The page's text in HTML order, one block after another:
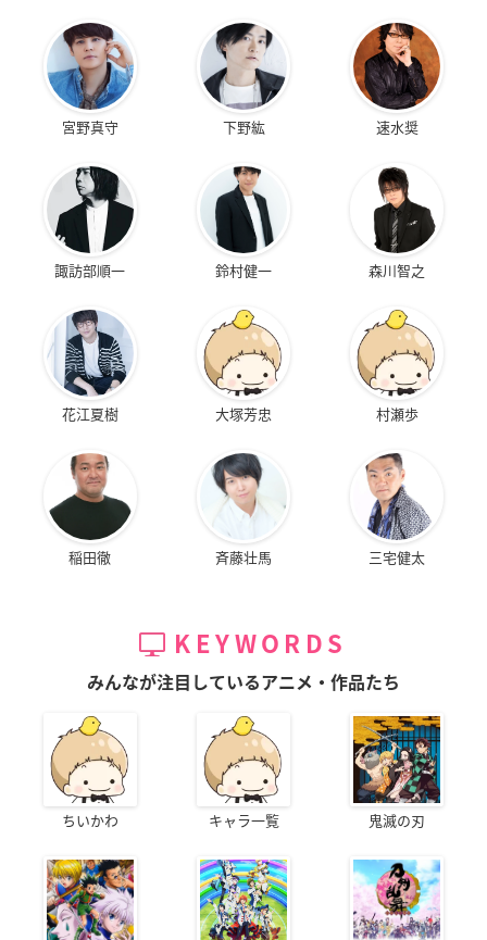
宮野真守 下野紘 速水奨
諏訪部順一 鈴村健一 森川智之
花江夏樹 大塚芳忠 村瀬歩
稲田徹 斉藤壮馬 三宅健太
KEYWORDS
みんなが注目しているアニメ・作品たち
ちいかわ キャラ一覧 鬼滅の刃